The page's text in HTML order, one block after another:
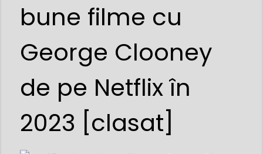
bune filme cu
George Clooney
de pe Netflix în
2023 [clasat]